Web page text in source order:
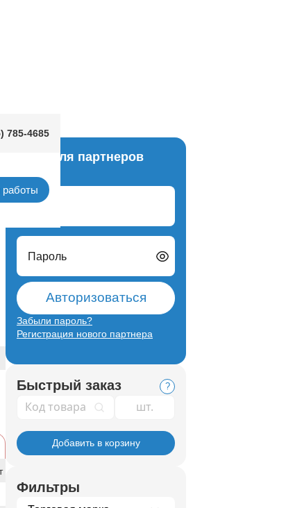
785-4685
работы
Вход для партнеров
Логин
Пароль
Авторизоваться
Забыли пароль?
Регистрация нового партнера
Быстрый заказ ?
Код товара
Добавить в корзину
Фильтры